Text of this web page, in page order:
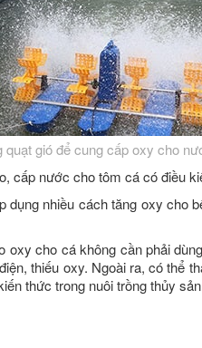
quạt gió để cung cấp oxy cho
cấp nước cho tôm cá có điều
dụng nhiều cách tăng oxy cho
oxy cho cá không cần phải
thiếu oxy. Ngoài ra, có thể
thức trong nuôi trồng thủy